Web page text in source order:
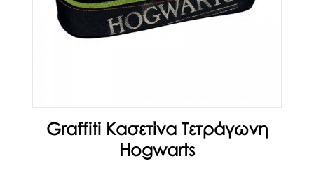
Graffiti Κασετίνα Τετράγωνη
Hogwarts